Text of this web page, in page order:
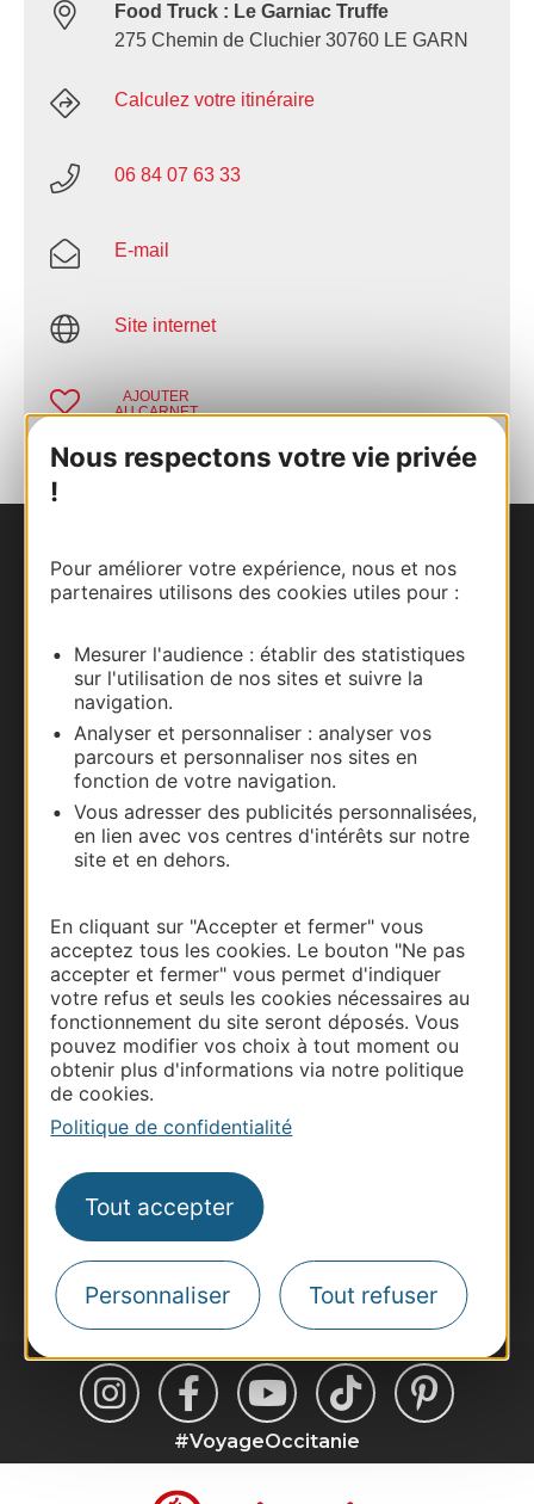
Nous respectons votre vie privée
!
Pour améliorer votre expérience, nous et nos
partenaires utilisons des cookies utiles pour :
Mesurer l'audience : établir des statistiques
sur l'utilisation de nos sites et suivre la
navigation.
Analyser et personnaliser : analyser vos
parcours et personnaliser nos sites en
fonction de votre navigation.
Vous adresser des publicités personnalisées,
en lien avec vos centres d'intérêts sur notre
site et en dehors.
En cliquant sur "Accepter et fermer" vous
acceptez tous les cookies. Le bouton "Ne pas
accepter et fermer" vous permet d'indiquer
votre refus et seuls les cookies nécessaires au
fonctionnement du site seront déposés. Vous
pouvez modifier vos choix à tout moment ou
obtenir plus d'informations via notre politique
de cookies.
Politique de confidentialité
Tout accepter
Personnaliser Tout refuser
Food Truck : Le Garniac Truffe
275 Chemin de Cluchier 30760 LE GARN
Calculez votre itinéraire
06 84 07 63 33
E-mail
Site internet
AJOUTER
AU CARNET
Nous contacter
Documentation
Thermalisme
Business/Mice
Pros d'Occitanie
Site presse et d'influence
Voyagistes
Destination Sport
Inscrivez-vous à la lettre d'information
Destination Occitanie pour recevoir des
suggestions de séjours, de visites et de sorties.
Je m'abonne
#VoyageOccitanie